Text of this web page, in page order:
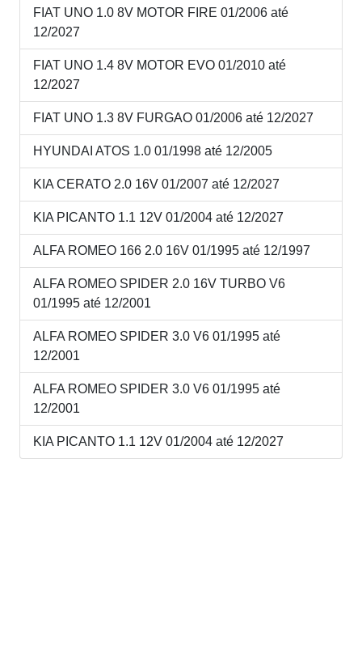
FIAT UNO 1.0 8V MOTOR FIRE 01/2006 até
12/2027
FIAT UNO 1.4 8V MOTOR EVO 01/2010 até
12/2027
FIAT UNO 1.3 8V FURGAO 01/2006 até 12/2027
HYUNDAI ATOS 1.0 01/1998 até 12/2005
KIA CERATO 2.0 16V 01/2007 até 12/2027
KIA PICANTO 1.1 12V 01/2004 até 12/2027
ALFA ROMEO 166 2.0 16V 01/1995 até 12/1997
ALFA ROMEO SPIDER 2.0 16V TURBO V6
01/1995 até 12/2001
ALFA ROMEO SPIDER 3.0 V6 01/1995 até
12/2001
ALFA ROMEO SPIDER 3.0 V6 01/1995 até
12/2001
KIA PICANTO 1.1 12V 01/2004 até 12/2027